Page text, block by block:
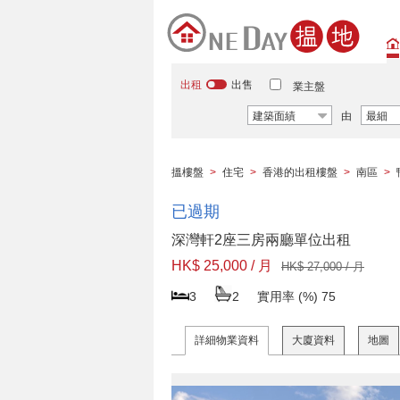
出租 出售 業主盤
建築面績 由 最細
搵樓盤 > 住宅 > 香港的出租樓盤 > 南區 >
已過期
深灣軒2座三房兩廳單位出租
HK$ 25,000 / 月
HK$ 27,000 / 月
3 2 實用率 (%) 75
詳細物業資料 大廈資料 地圖